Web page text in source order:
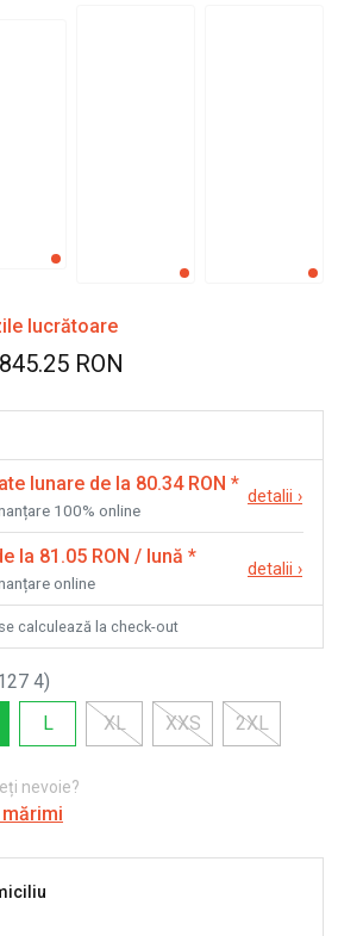
lucrătoare
RON
lunare de la 80.34 RON *
100% online
detalii ›
la 81.05 RON / lună *
online
detalii ›
calculează la check-out
4)
L XL XXS 2XL
nevoie?